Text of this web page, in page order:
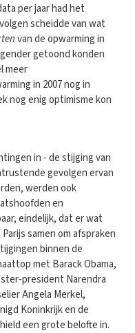
per jaar had het
scheidde van wat
van de opwarming in
getoond konden
meer
in 2007 nog in
nog enig optimisme kon
in - de stijging van
gevolgen ervan
werden ook
en
eindelijk, dat er wat
samen om afspraken
binnen de
met Barack Obama,
president Narendra
Angela Merkel,
Koninkrijk en de
een grote belofte in.